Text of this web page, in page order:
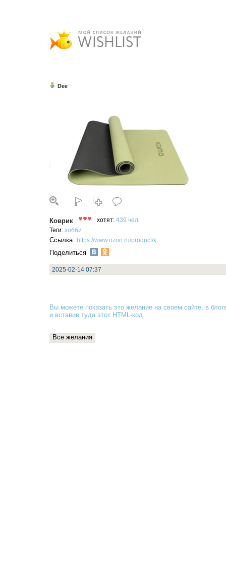
Dee
Коврик хотят: 439 чел.
Теги: хобби
Ссылка: https://www.ozon.ru/product/k...
Поделиться
2025-02-14 07:37
Вы можете показать это желание на своем сайте, в
и вставив туда этот HTML-код.
Все желания